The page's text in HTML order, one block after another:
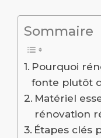
Sommaire
Pourquoi
fonte plutôt
Matériel
rénovation
Étapes clés